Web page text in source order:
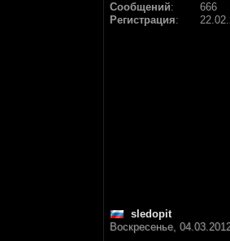
Сообщений:
666
Регистрация:
sledopit
Воскресенье,